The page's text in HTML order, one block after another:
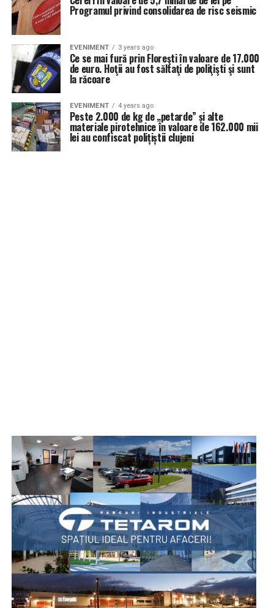
Programul privind consolidarea de risc seismic
EVENIMENT 3 years ago
Ce se mai fură prin Floreşti în valoare de 17.000
de euro. Hoţii au fost săltaţi de poliţişti şi sunt
la răcoare
EVENIMENT 4 years ago
Peste 2.000 de kg de „petarde” și alte
materiale pirotehnice în valoare de 162.000 mii
lei au confiscat polițiștii clujeni